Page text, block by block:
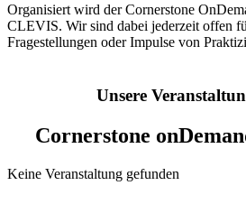
Organisiert wird der Cornerstone
CLEVIS. Wir sind dabei jederzeit offen
Fragestellungen oder Impulse von
Unsere
Cornerstone
Keine Veranstaltung gefunden